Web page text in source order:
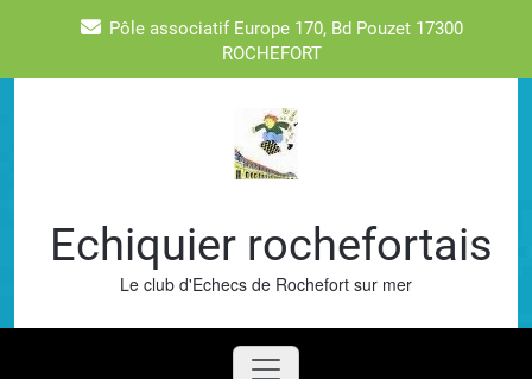
Pôle associatif Europe 170, Bd Pouzet 17300
ROCHEFORT
Echiquier rochefortais
Le club d'Echecs de Rochefort sur mer